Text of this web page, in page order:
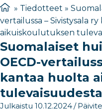
» Tiedotteet »
vertailussa – Sivistysala
aikuiskoulutuksen
Suomalaiset
OECD-
kantaa huolta
tulevaisuudesta
Julkaistu 10.12.2024/